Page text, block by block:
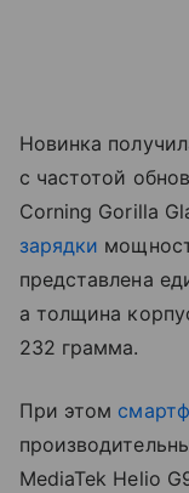
Новинка
с частотой
Corning Gorilla
зарядки
представлена
а толщина
232 грамма.
При этом
MediaTek Helio